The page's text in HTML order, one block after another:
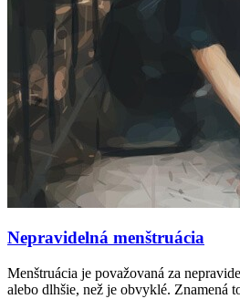
Nepravidelná menštruácia
Menštruácia je považovaná za
alebo dlhšie, než je obvyklé. Znamená